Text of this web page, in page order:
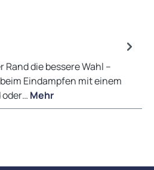
die bessere Wahl –
Eindampfen mit einem
oder… Mehr